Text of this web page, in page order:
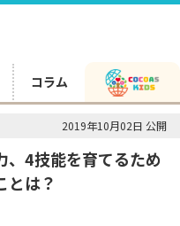
コラム
2019年10月02日 公開
、4技能を育てるため
とは？